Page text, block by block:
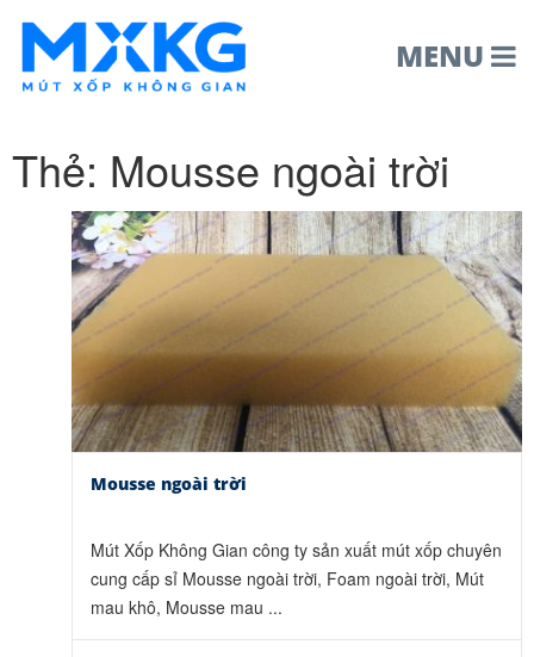
MENU
Thẻ: Mousse ngoài trời
Mousse ngoài trời
Mút Xốp Không Gian công ty sản xuất mút xốp chuyên
cung cấp sỉ Mousse ngoài trời, Foam ngoài trời, Mút
mau khô, Mousse mau ...